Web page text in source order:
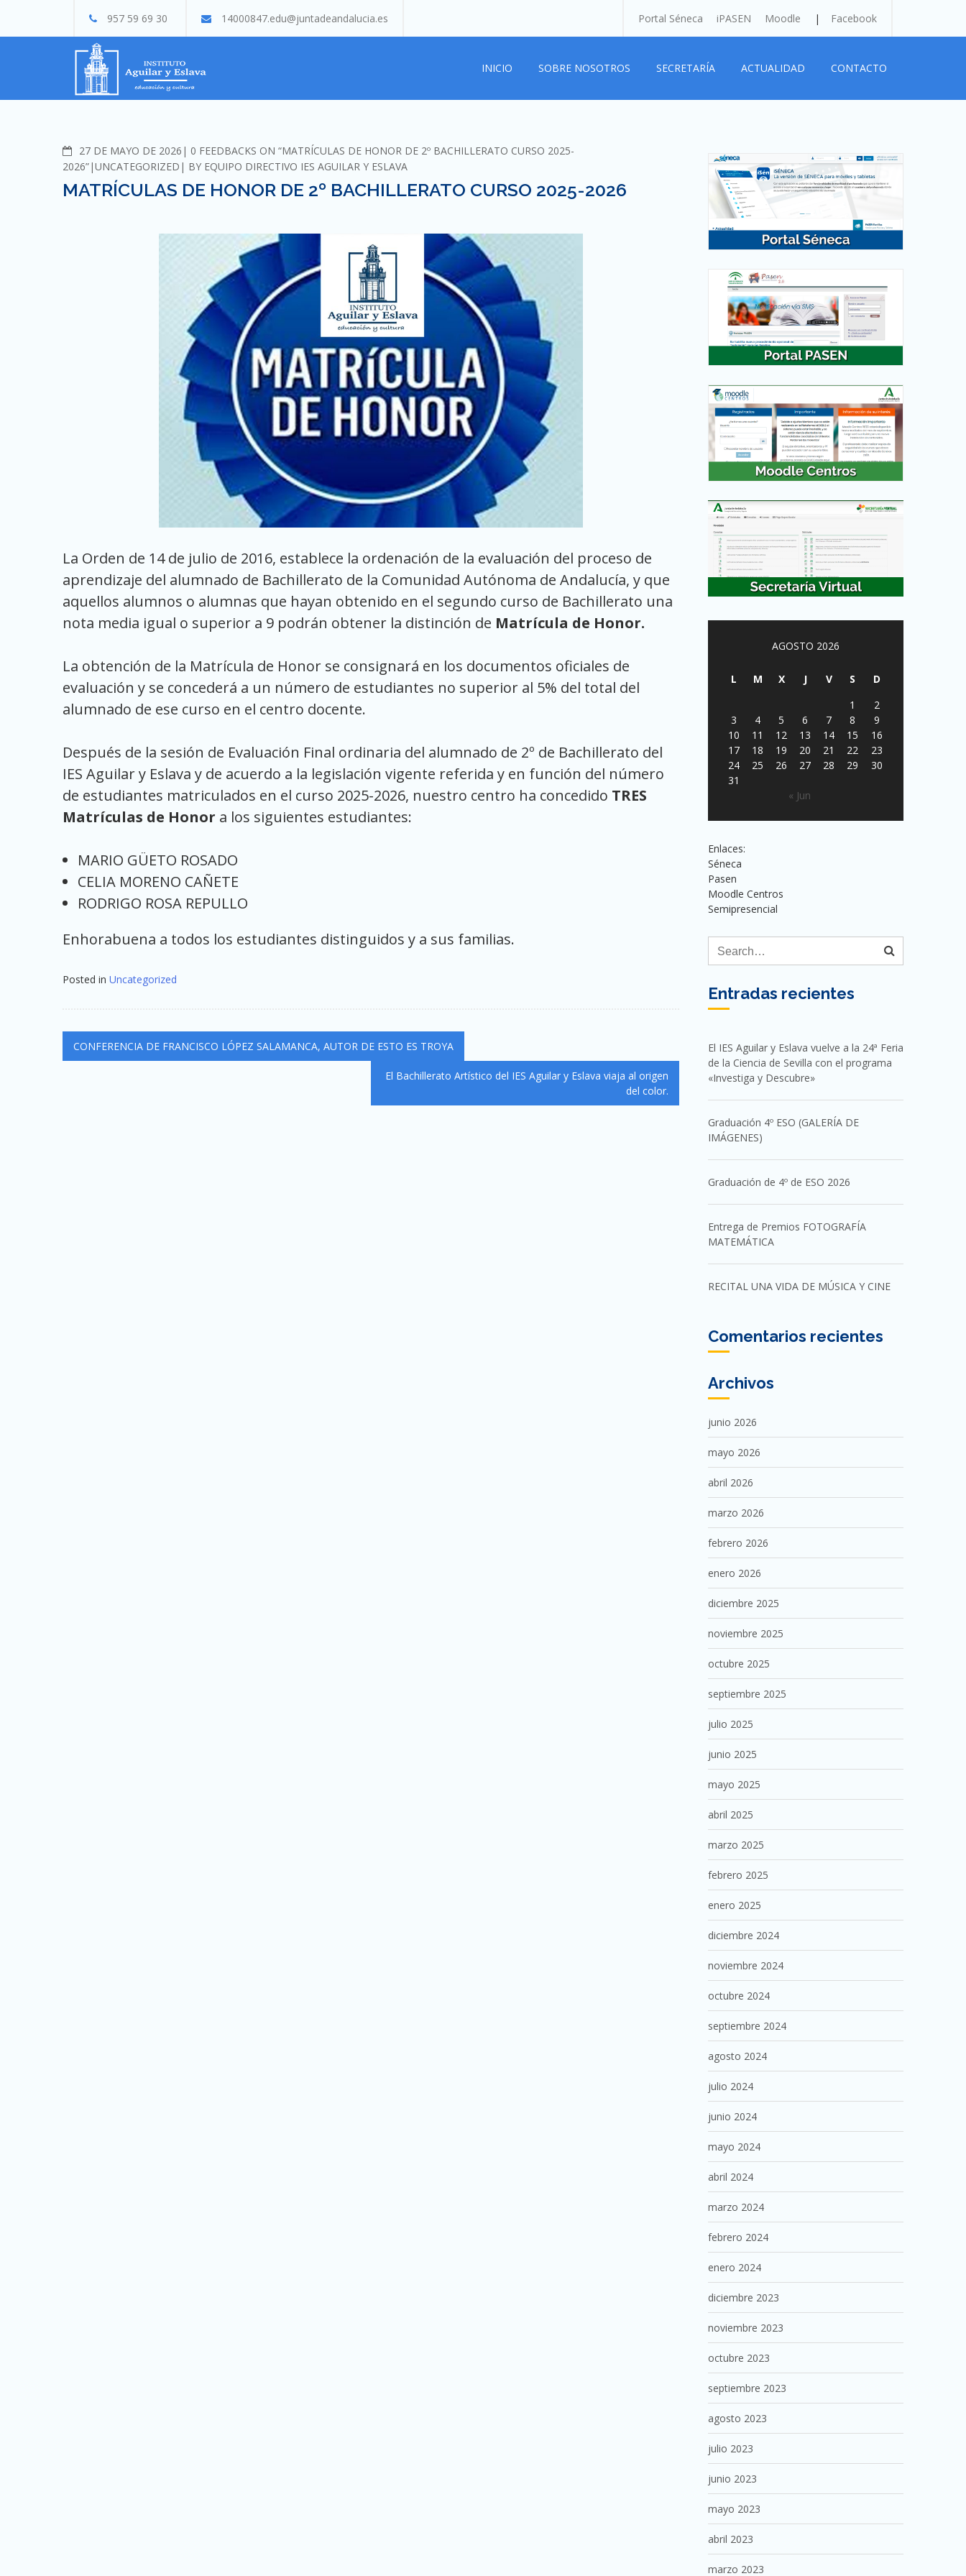
content
957 59 69 30 14000847.edu@juntadeandalucia.es Portal Séneca iPASEN Moodle Facebook
INICIO SOBRE NOSOTROS SECRETARÍA ACTUALIDAD CONTACTO
27 DE MAYO DE 2026 COMMENTS
0 FEEDBACKS ON “MATRÍCULAS DE HONOR DE 2º BACHILLERATO CURSO 2025-
2026” UNCATEGORIZED BY EQUIPO DIRECTIVO IES AGUILAR Y ESLAVA
MATRÍCULAS DE HONOR DE 2º BACHILLERATO CURSO 2025-2026
La Orden de 14 de julio de 2016, establece la ordenación de la evaluación del proceso de
aprendizaje del alumnado de Bachillerato de la Comunidad Autónoma de Andalucía, y que
aquellos alumnos o alumnas que hayan obtenido en el segundo curso de Bachillerato una
nota media igual o superior a 9 podrán obtener la distinción de Matrícula de Honor.
La obtención de la Matrícula de Honor se consignará en los documentos oficiales de
evaluación y se concederá a un número de estudiantes no superior al 5% del total del
alumnado de ese curso en el centro docente.
Después de la sesión de Evaluación Final ordinaria del alumnado de 2º de Bachillerato del
IES Aguilar y Eslava y de acuerdo a la legislación vigente referida y en función del número
de estudiantes matriculados en el curso 2025-2026, nuestro centro ha concedido TRES
Matrículas de Honor a los siguientes estudiantes:
MARIO GÜETO ROSADO
CELIA MORENO CAÑETE
RODRIGO ROSA REPULLO
Enhorabuena a todos los estudiantes distinguidos y a sus familias.
Posted in Uncategorized
Navegación
de
CONFERENCIA DE FRANCISCO LÓPEZ SALAMANCA, AUTOR DE ESTO ES TROYA
El Bachillerato Artístico del IES Aguilar y Eslava viaja al origen
del color.
AGOSTO 2026
L M X J V S
D
1
2
3
4 5 6 7 8
9
10
11 12 13 14 15
16
17
18 19 20 21 22
23
24
25 26 27 28 29
30
31
« Jun
Enlaces:
Séneca
Pasen
Moodle Centros
Semipresencial
Entradas recientes
El IES Aguilar y Eslava vuelve a la 24ª Feria
de la Ciencia de Sevilla con el programa
«Investiga y Descubre»
Graduación 4º ESO (GALERÍA DE
IMÁGENES)
Graduación de 4º de ESO 2026
Entrega de Premios FOTOGRAFÍA
MATEMÁTICA
RECITAL UNA VIDA DE MÚSICA Y CINE
Comentarios recientes
Archivos
junio 2026
mayo 2026
abril 2026
marzo 2026
febrero 2026
enero 2026
diciembre 2025
noviembre 2025
octubre 2025
septiembre 2025
julio 2025
junio 2025
mayo 2025
abril 2025
marzo 2025
febrero 2025
enero 2025
diciembre 2024
noviembre 2024
octubre 2024
septiembre 2024
agosto 2024
julio 2024
junio 2024
mayo 2024
abril 2024
marzo 2024
febrero 2024
enero 2024
diciembre 2023
noviembre 2023
octubre 2023
septiembre 2023
agosto 2023
julio 2023
junio 2023
mayo 2023
abril 2023
marzo 2023